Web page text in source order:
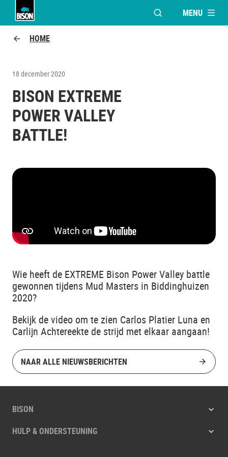
VENSTER OPENEN
MENU
HOME
18 december 2020
BISON EXTREME
POWER VALLEY
BATTLE!
Wie heeft de EXTREME Bison Power Valley battle
gewonnen tijdens Mud Masters in Biddinghuizen
2020?
Bekijk de video om te zien Carlos Platier Luna en
Carlijn Achtereekte de strijd met elkaar aangaan!
NAAR ALLE NIEUWSBERICHTEN
BISON
HULP & ONDERSTEUNING